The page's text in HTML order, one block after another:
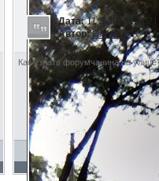
Дата:11.3.2014, 23:21
Автор: Олег808
Как узнать форумчанина на